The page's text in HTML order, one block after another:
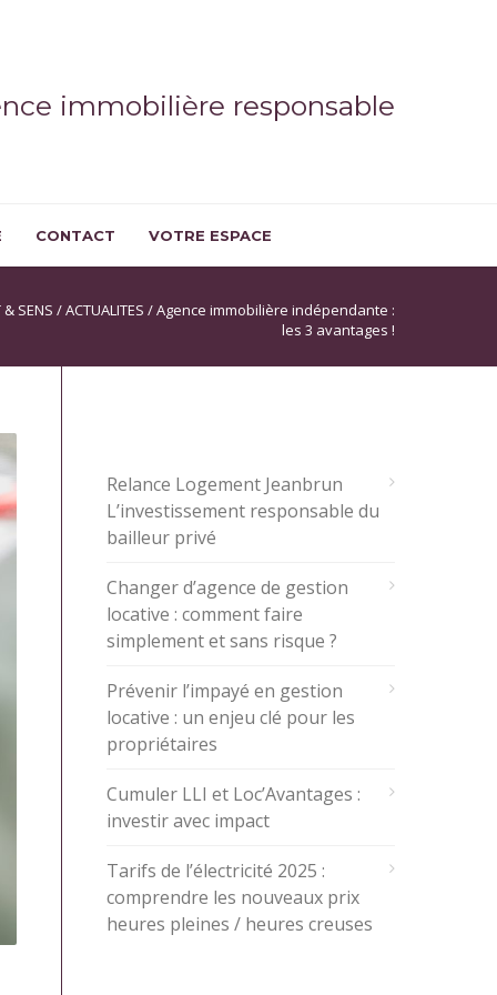
immobilière responsable
CONTACT VOTRE ESPACE
& SENS /ACTUALITES /Agence immobilière indépendante :
les 3 avantages !
Relance Logement Jeanbrun
L’investissement responsable du
bailleur privé
Changer d’agence de gestion
locative : comment faire
simplement et sans risque ?
Prévenir l’impayé en gestion
locative : un enjeu clé pour les
propriétaires
Cumuler LLI et Loc’Avantages :
investir avec impact
Tarifs de l’électricité 2025 :
comprendre les nouveaux prix
heures pleines / heures creuses